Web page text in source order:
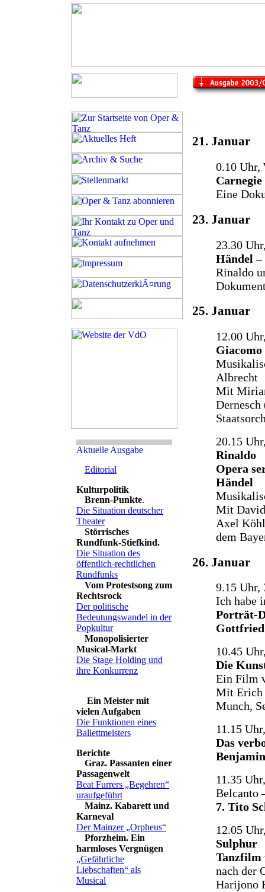
Editorial
Brenn-Punkte.
Die Situation deutscher
Theater
Störrisches
Rundfunk-Stiefkind.
Die Situation des
öffentlich-rechtlichen
Rundfunks
Vom Protestsong zum
Rechtsrock
Der politische
Bedeutungswandel in der
Popkultur
Monopolisierter
Musical-Markt
Die Stage Holding und
ihre Konkurrenz
Ein Meister mit
vielen Aufgaben
Die Funktionen eines
Ballettmeisters
Graz. Passanten einer
Passagenwelt
Beat Furrers „Begehren“
uraufgeführt
Mainz. Kabarett und
Karneval
Der Mainzer „Orpheus“
Pforzheim. Ein
harmloses Vergnügen
„Gefährliche
Liebschaften“ als
Musical
21. Januar
0.10 Uhr,
Eine
23. Januar
23.30
Händel
Rinaldo
25. Januar
12.00
Albrecht
Mit
20.15
Rinaldo
Opera
Händel
Mit
Axel
dem
26. Januar
9.15 Uhr,
Ich habe
Porträt-
10.45
Die
Ein Film
Mit Erich
Munch,
11.15
Das
11.35
Belcanto
7. Tito
12.05
Sulphur
Tanzfilm
nach der
Harijono